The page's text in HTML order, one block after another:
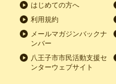
はじめての方へ
利用規約
メールマガジンバックナ
ンバー
八王子市市民活動支援セ
ンターウェブサイト